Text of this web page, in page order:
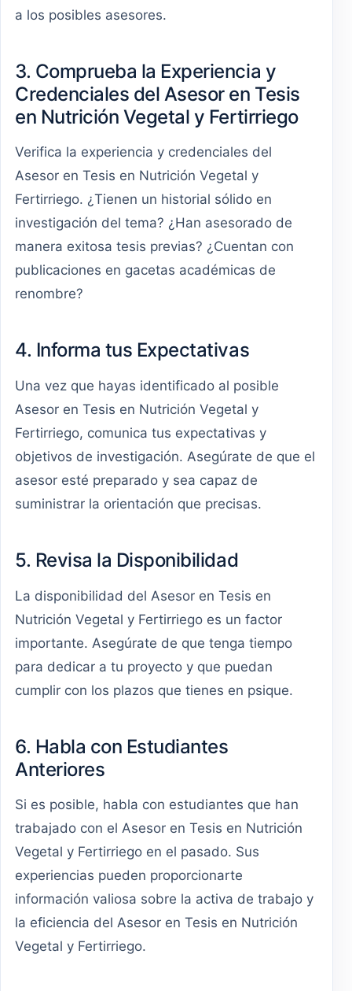
a los posibles asesores.
3. Comprueba la Experiencia y
Credenciales del Asesor en Tesis
en Nutrición Vegetal y Fertirriego
Verifica la experiencia y credenciales del
Asesor en Tesis en Nutrición Vegetal y
Fertirriego. ¿Tienen un historial sólido en
investigación del tema? ¿Han asesorado de
manera exitosa tesis previas? ¿Cuentan con
publicaciones en gacetas académicas de
renombre?
4. Informa tus Expectativas
Una vez que hayas identificado al posible
Asesor en Tesis en Nutrición Vegetal y
Fertirriego, comunica tus expectativas y
objetivos de investigación. Asegúrate de que el
asesor esté preparado y sea capaz de
suministrar la orientación que precisas.
5. Revisa la Disponibilidad
La disponibilidad del Asesor en Tesis en
Nutrición Vegetal y Fertirriego es un factor
importante. Asegúrate de que tenga tiempo
para dedicar a tu proyecto y que puedan
cumplir con los plazos que tienes en psique.
6. Habla con Estudiantes
Anteriores
Si es posible, habla con estudiantes que han
trabajado con el Asesor en Tesis en Nutrición
Vegetal y Fertirriego en el pasado. Sus
experiencias pueden proporcionarte
información valiosa sobre la activa de trabajo y
la eficiencia del Asesor en Tesis en Nutrición
Vegetal y Fertirriego.